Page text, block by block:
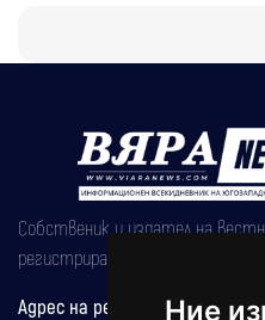
Ние
Собственик и издател на
регистрирана на 08.05.2002
Адрес на редакцията